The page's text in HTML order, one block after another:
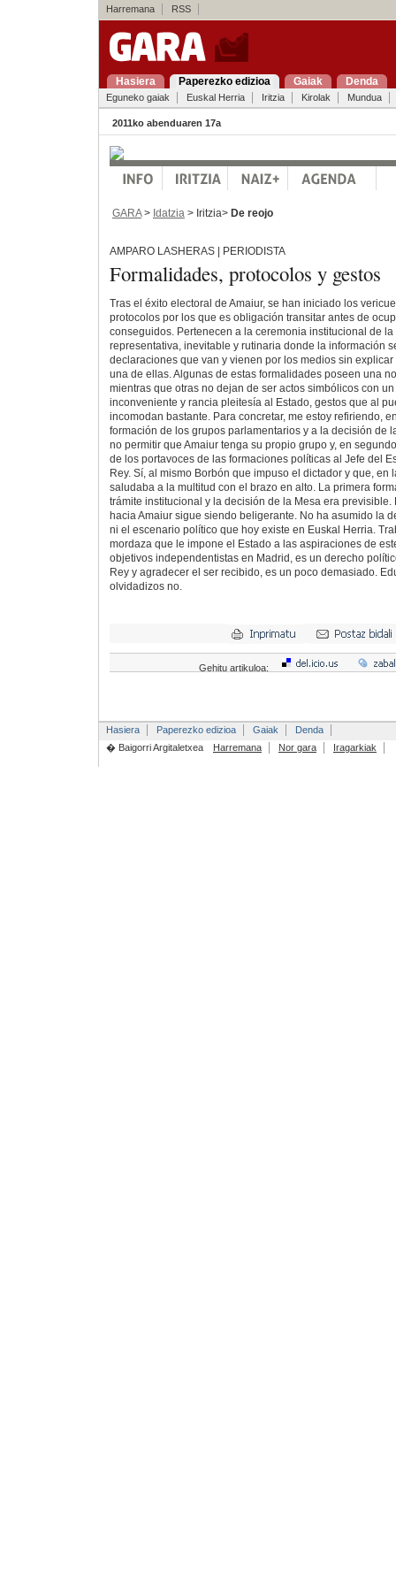
Harremana RSS
Hasiera Paperezko edizioa Gaiak Denda
Eguneko gaiak Euskal Herria Iritzia Kirolak Mundua
2011ko abenduaren 17a
GARA> Idatzia > Iritzia> De reojo
AMPARO LASHERAS | PERIODISTA
Formalidades, protocolos y gestos
Tras el éxito electoral de Amaiur, se han iniciado los
protocolos por los que es obligación transitar antes de
conseguidos. Pertenecen a la ceremonia institucional de
representativa, inevitable y rutinaria donde la información
declaraciones que van y vienen por los medios sin
una de ellas. Algunas de estas formalidades poseen una
mientras que otras no dejan de ser actos simbólicos con
inconveniente y rancia pleitesía al Estado, gestos que al
incomodan bastante. Para concretar, me estoy refiriendo,
formación de los grupos parlamentarios y a la decisión de
no permitir que Amaiur tenga su propio grupo y, en
de los portavoces de las formaciones políticas al Jefe del
Rey. Sí, al mismo Borbón que impuso el dictador y que, en
saludaba a la multitud con el brazo en alto. La primera
trámite institucional y la decisión de la Mesa era
hacia Amaiur sigue siendo beligerante. No ha asumido la
ni el escenario político que hoy existe en Euskal Herria.
mordaza que le impone el Estado a las aspiraciones de
objetivos independentistas en Madrid, es un derecho
Rey y agradecer el ser recibido, es un poco demasiado.
olvidadizos no.
Gehitu artikuloa:
Hasiera Paperezko edizioa Gaiak
Denda
� Baigorri Argitaletxea
Harremana Nor gara Iragarkiak